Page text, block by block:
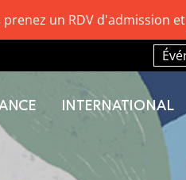
INTERNATIONAL
prenez un RDV d'admission